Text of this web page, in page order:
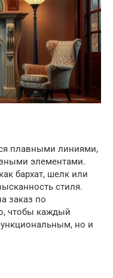
плавными линиями,
элементами.
бархат, шелк или
стиля.
заказ по
чтобы каждый
но и